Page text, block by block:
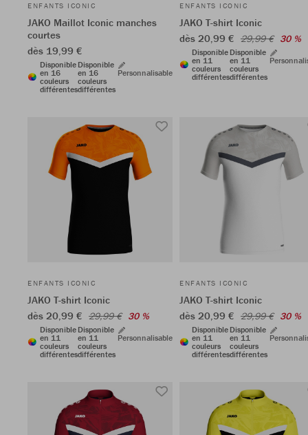
ENFANTS ICONIC
JAKO Maillot Iconic manches
courtes
dès 19,99 €
Disponible
en 16
couleurs
différentes
Disponible
en 16
couleurs
différentes
Personnalisable
ENFANTS ICONIC
JAKO T-shirt Iconic
dès 20,99 € 29,99 € 30 %
Disponible
en 11
couleurs
différentes
Disponible
en 11
couleurs
différentes
ENFANTS ICONIC
JAKO T-shirt Iconic
dès 20,99 € 29,99 € 30 %
Disponible
en 11
couleurs
différentes
Disponible
en 11
couleurs
différentes
Personnalisable
ENFANTS ICONIC
JAKO T-shirt Iconic
dès 20,99 € 29,99 € 30 %
Disponible
en 11
couleurs
différentes
Disponible
en 11
couleurs
différentes